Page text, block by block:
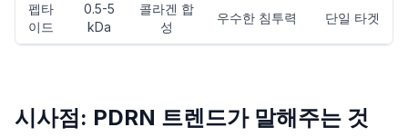
펩타
이드
0.5-5
kDa
콜라겐 합
성
우수한 침투력 단일 타겟
시사점: PDRN 트렌드가 말해주는 것